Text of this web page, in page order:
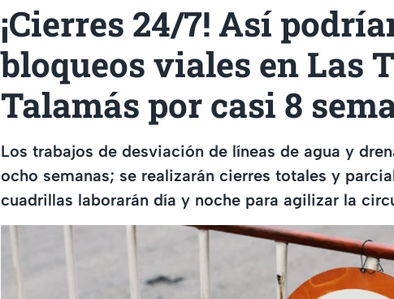
¡Cierres 24/7! Así
bloqueos viales en Las
Talamás por casi 8
Los trabajos de desviación de líneas de agua y
ocho semanas; se realizarán cierres totales y
cuadrillas laborarán día y noche para agilizar la